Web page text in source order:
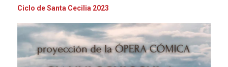
Ciclo de Santa Cecilia 2023